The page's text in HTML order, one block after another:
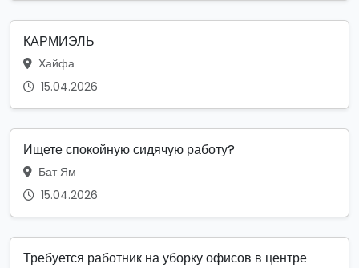
КАРМИЭЛЬ
Хайфа
15.04.2026
Ищете спокойную сидячую работу?
Бат Ям
15.04.2026
Требуется работник на уборку офисов в центре